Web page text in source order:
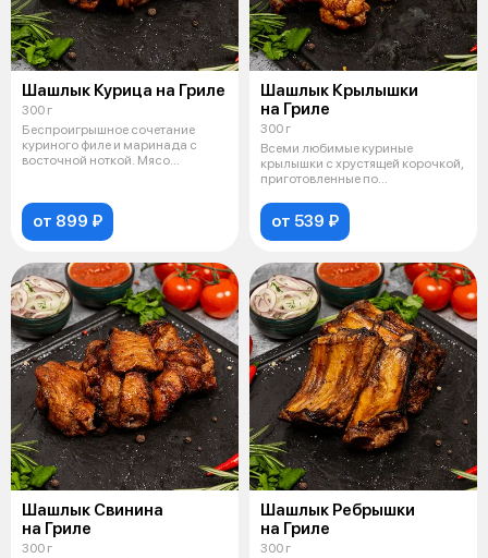
Шашлык Курица на Гриле
300 г
Беспроигрышное сочетание
куриного филе и маринада с
восточной ноткой. Мясо
от 899 ₽
Шашлык Крылышки
на Гриле
300 г
Всеми любимые куриные
крылышки с хрустящей корочкой,
приготовленные по
от 539 ₽
Шашлык Свинина
на Гриле
300 г
Шашлык Ребрышки
на Гриле
300 г